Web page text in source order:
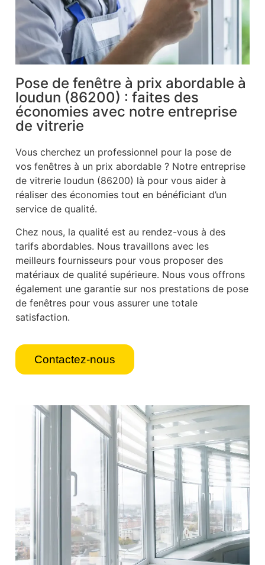
Pose de fenêtre à prix abordable à
loudun (86200) : faites des
économies avec notre entreprise
de vitrerie
Vous cherchez un professionnel pour la pose de
vos fenêtres à un prix abordable ? Notre entreprise
de vitrerie loudun (86200) là pour vous aider à
réaliser des économies tout en bénéficiant d’un
service de qualité.
Chez nous, la qualité est au rendez-vous à des
tarifs abordables. Nous travaillons avec les
meilleurs fournisseurs pour vous proposer des
matériaux de qualité supérieure. Nous vous offrons
également une garantie sur nos prestations de pose
de fenêtres pour vous assurer une totale
satisfaction.
Contactez-nous